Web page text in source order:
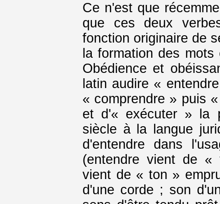
Ce n'est que
que ces deux
fonction originaire de
la formation des
Obédience et
latin audire «
« comprendre » puis
et d'« exécuter » la
siècle à la langue
d'entendre dans
(entendre vient de
vient de « ton »
d'une corde ; son